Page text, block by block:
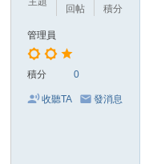
回帖
積分
管理員
積分 0
收聽TA 發消息